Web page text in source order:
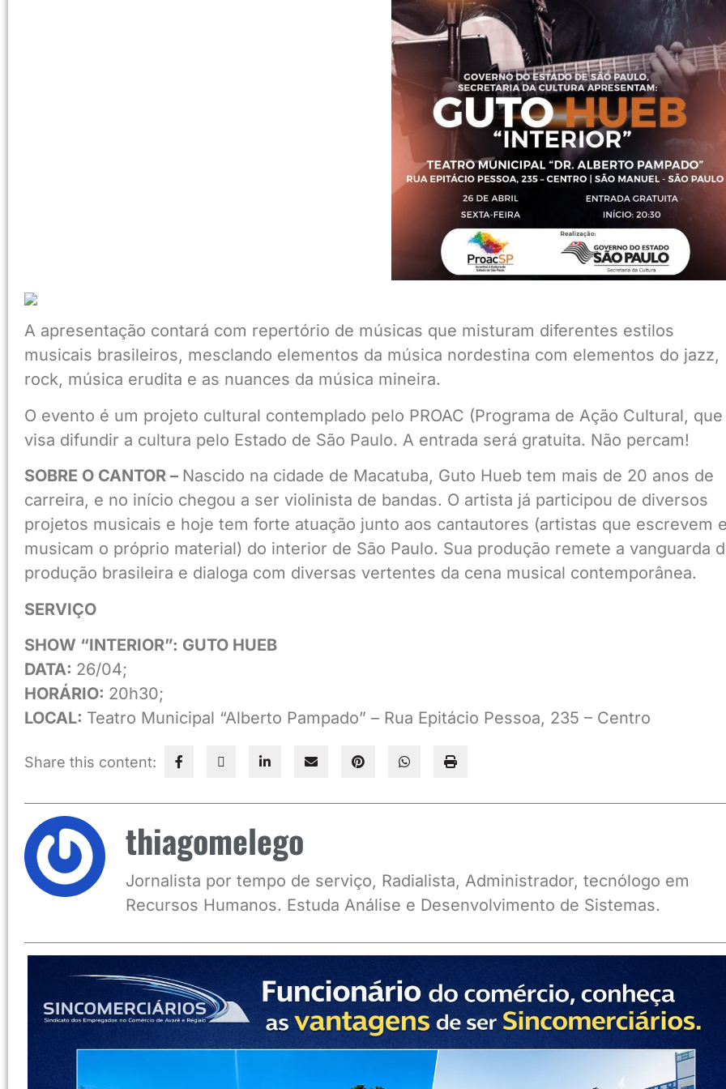
A apresentação contará com repertório de músicas que misturam diferentes estilos
musicais brasileiros, mesclando elementos da música nordestina com elementos do jazz,
rock, música erudita e as nuances da música mineira.
O evento é um projeto cultural contemplado pelo PROAC (Programa de Ação Cultural, que
visa difundir a cultura pelo Estado de São Paulo. A entrada será gratuita. Não percam!
SOBRE O CANTOR – Nascido na cidade de Macatuba, Guto Hueb tem mais de 20 anos de
carreira, e no início chegou a ser violinista de bandas. O artista já participou de diversos
projetos musicais e hoje tem forte atuação junto aos cantautores (artistas que escrevem
musicam o próprio material) do interior de São Paulo. Sua produção remete a vanguarda
produção brasileira e dialoga com diversas vertentes da cena musical contemporânea.
SERVIÇO
SHOW “INTERIOR”: GUTO HUEB
DATA: 26/04;
HORÁRIO: 20h30;
LOCAL: Teatro Municipal “Alberto Pampado” – Rua Epitácio Pessoa, 235 – Centro
Share this content:
thiagomelego
Jornalista por tempo de serviço, Radialista, Administrador, tecnólogo em
Recursos Humanos. Estuda Análise e Desenvolvimento de Sistemas.